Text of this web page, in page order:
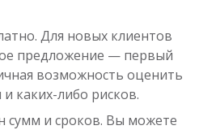
до50 000₽
от 1до 21 дня
Для новых клиентов
предложение — первый
возможность оценить
каких-либо рисков.
сумм и сроков. Вы можете